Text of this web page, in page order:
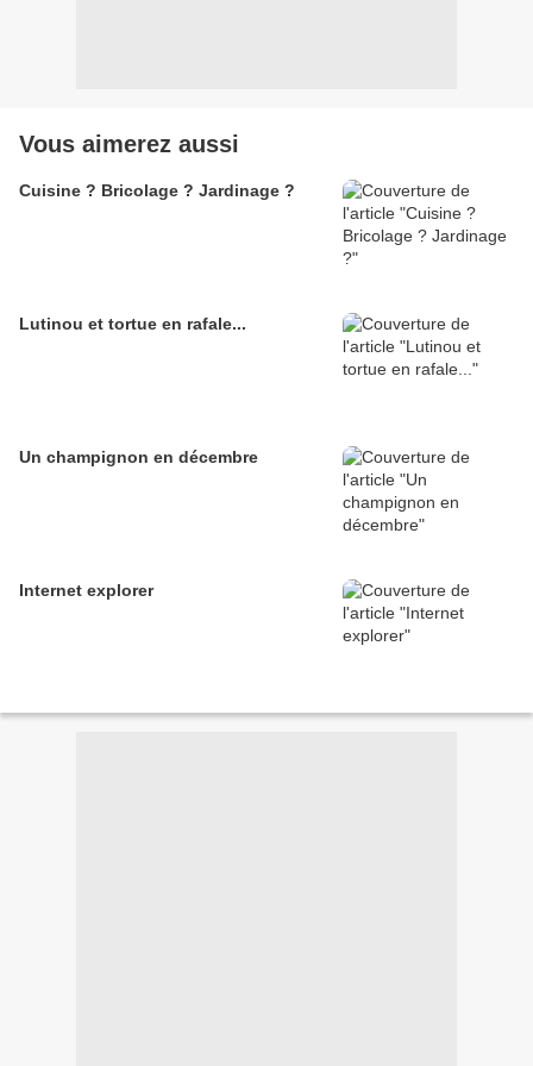
Vous aimerez aussi
Cuisine ? Bricolage ? Jardinage ?
Lutinou et tortue en rafale...
Un champignon en décembre
Internet explorer